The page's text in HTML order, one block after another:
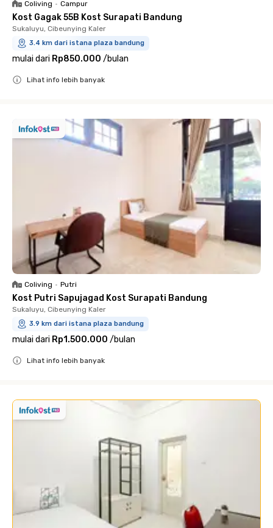
Coliving • Campur
Kost Gagak 55B Kost Surapati Bandung
Sukaluyu, Cibeunying Kaler
3.4 km dari istana plaza bandung
mulai dari Rp850.000 /bulan
Lihat info lebih banyak
Coliving • Putri
Kost Putri Sapujagad Kost Surapati Bandung
Sukaluyu, Cibeunying Kaler
3.9 km dari istana plaza bandung
mulai dari Rp1.500.000 /bulan
Lihat info lebih banyak